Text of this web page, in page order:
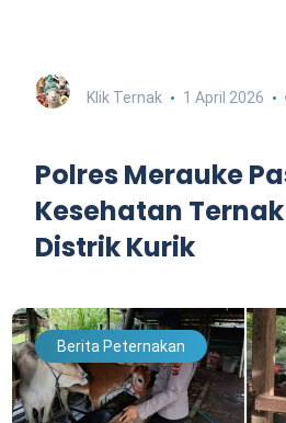
Klik Ternak 1 April 2026
Polres Merauke
Kesehatan
Distrik Kurik
Berita Peternakan